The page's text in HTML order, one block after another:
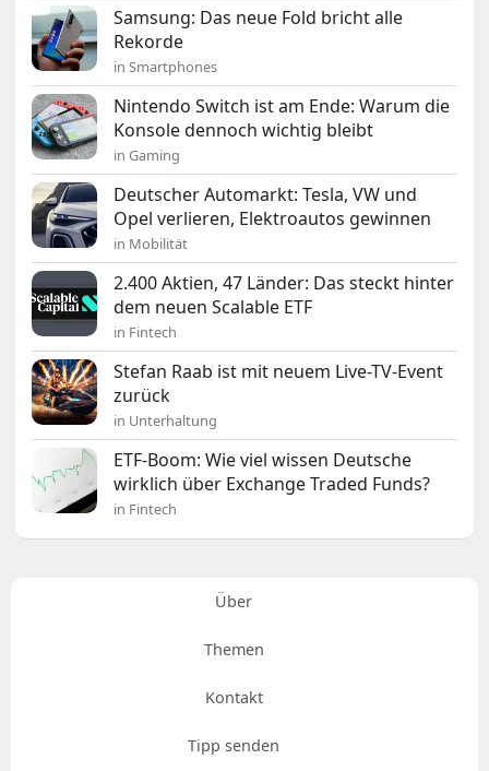
Samsung: Das neue Fold bricht alle
Rekorde
in Smartphones
Nintendo Switch ist am Ende: Warum die
Konsole dennoch wichtig bleibt
in Gaming
Deutscher Automarkt: Tesla, VW und
Opel verlieren, Elektroautos gewinnen
in Mobilität
2.400 Aktien, 47 Länder: Das steckt hinter
dem neuen Scalable ETF
in Fintech
Stefan Raab ist mit neuem Live-TV-Event
zurück
in Unterhaltung
ETF-Boom: Wie viel wissen Deutsche
wirklich über Exchange Traded Funds?
in Fintech
Über
Themen
Kontakt
Tipp senden